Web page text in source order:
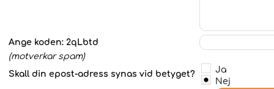
Ange koden: 2qLbtd
(motverkar spam)
Skall din epost-adress synas vid betyget?
Ja
Nej